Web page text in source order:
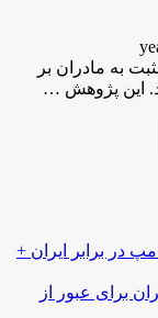
به مادران بر
این پژوهش …
در برابر ایران +
برای عبور از